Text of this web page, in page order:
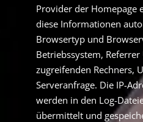
Provider der Homepage
diese Informationen
Browsertyp und
Betriebssystem, Referrer
zugreifenden Rechners,
Serveranfrage. Die IP-
werden in den Log-
übermittelt und